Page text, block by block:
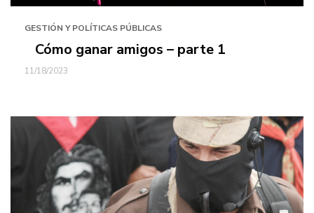
GESTIÓN Y POLÍTICAS PÚBLICAS
Cómo ganar amigos – parte 1
11/18/2023